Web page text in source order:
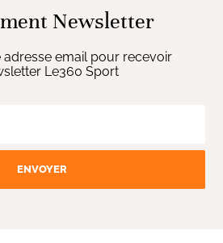
Newsletter
adresse email pour recevoir
Le360 Sport
ENVOYER